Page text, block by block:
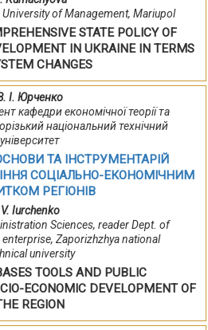
of Management, Mariupol
STATE POLICY OF
IN UKRAINE IN TERMS
CHANGES
І. Юрченко
кафедри економічної теорії та
національний технічний
університет
ТА ІНСТРУМЕНТАРІЙ
СОЦІАЛЬНО-ЕКОНОМІЧНИМ
РЕГІОНІВ
V. Iurchenko
Sciences, reader Dept. of
Zaporizhzhya national
university
TOOLS AND PUBLIC
ECONOMIC DEVELOPMENT OF
REGION